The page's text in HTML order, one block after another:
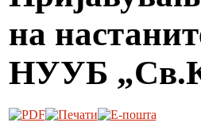
на
НУУБ